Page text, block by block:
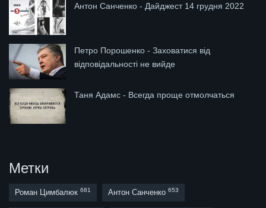
Антон Санченко - Дайджест 14 грудня 2022
Петро Порошенко - Заховатися від
відповідальності не вийде
Таня Адамс - Всегда проще отмолчаться
Метки
Роман Цимбалюк 681 Антон Санченко 653